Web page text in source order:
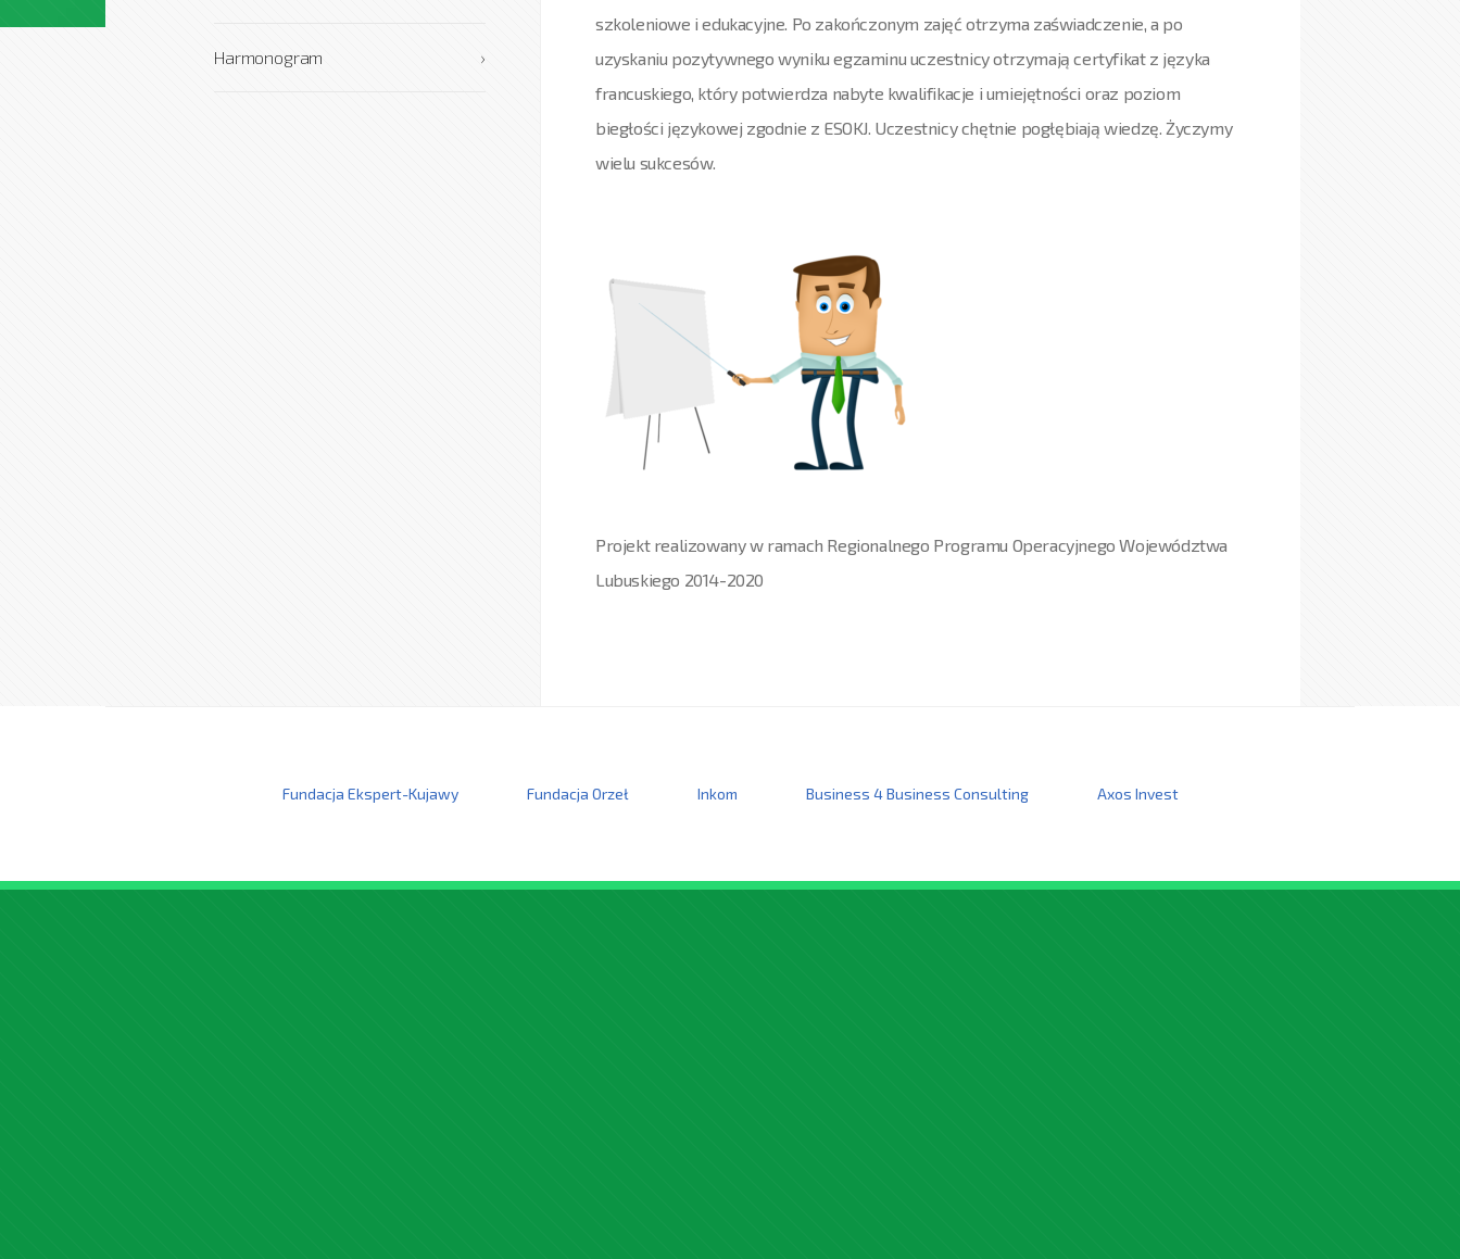
›
Harmonogram
szkoleniowe i edukacyjne. Po zakończonym zajęć otrzyma zaświadczenie, a po
uzyskaniu pozytywnego wyniku egzaminu uczestnicy otrzymają certyfikat z języka
francuskiego, który potwierdza nabyte kwalifikacje i umiejętności oraz poziom
biegłości językowej zgodnie z ESOKJ. Uczestnicy chętnie pogłębiają wiedzę. Życzymy
wielu sukcesów.
Projekt realizowany w ramach Regionalnego Programu Operacyjnego Województwa
Lubuskiego 2014-2020
Fundacja Ekspert-Kujawy Fundacja Orzeł Inkom Business 4 Business Consulting Axos Invest